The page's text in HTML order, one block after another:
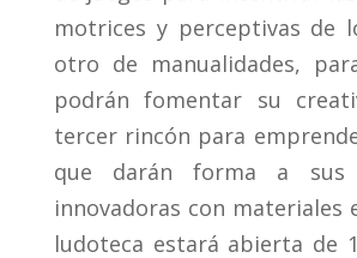
motrices y perceptivas de
otro de manualidades,
podrán fomentar su
tercer rincón para
que darán forma a sus
innovadoras con materiales
ludoteca estará abierta de